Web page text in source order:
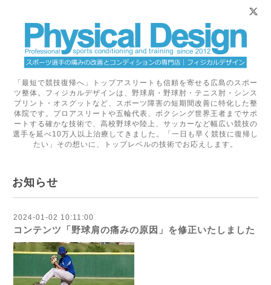
「最短で競技復帰へ」トップアスリートも信頼を寄せる広島のスポー
ツ整体。フィジカルデザインは、野球肩・野球肘・テニス肘・シンス
プリント・オスグットなど、スポーツ障害の短期間改善に特化した整
体院です。プロアスリートや五輪代表、ボクシング世界王者までサポ
ートする確かな技術で、高校野球や陸上、サッカーなど幅広い競技の
選手を延べ10万人以上治療してきました。「一日も早く競技に復帰し
たい」その想いに、トップレベルの技術でお応えします。
お知らせ
2024-01-02 10:11:00
コンテンツ「野球肩の痛みの原因」を修正いたしました